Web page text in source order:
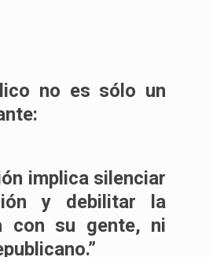
no es sólo un
implica silenciar
y debilitar la
con su gente, ni